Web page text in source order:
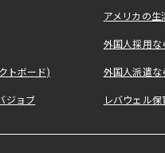
アメリカの
外国人採用
トボード) 外国人派遣な
ジョブ レバウェル